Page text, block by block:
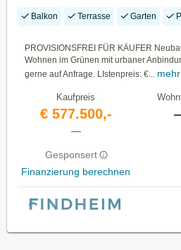
Atzgersdorf!
Balkon Terrasse Garten
PROVISIONSFREI FÜR KÄUFER
Wohnen im Grünen mit urbaner
gerne auf Anfrage. LIstenpreis: €...
Kaufpreis
€ 577.500,-
—
Gesponsert
Finanzierung berechnen